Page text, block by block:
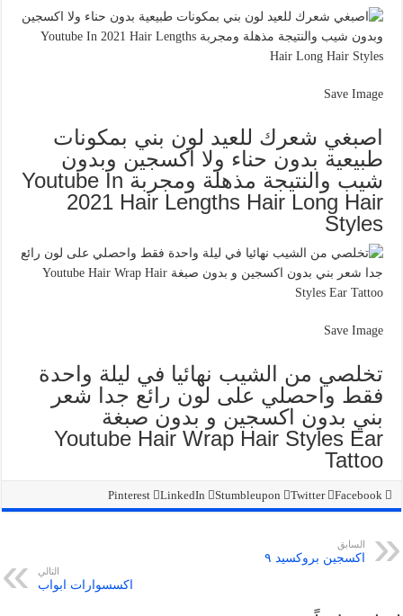
Save Image
اصبغي شعرك للعيد لون بني بمكونات
طبيعية بدون حناء ولا اكسجين وبدون
شيب والنتيجة مذهلة ومجربة Youtube In
2021 Hair Lengths Hair Long Hair
Styles
Save Image
تخلصي من الشيب نهائيا في ليلة واحدة
فقط واحصلي على لون رائع جدا شعر
بني بدون اكسجين و بدون صبغة
Youtube Hair Wrap Hair Styles Ear
Tattoo
Facebook
Twitter
Stumbleupon
LinkedIn
Pinterest
السابق
اكسجين بروكسيد ٩
التالي
اكسسوارات ابواب